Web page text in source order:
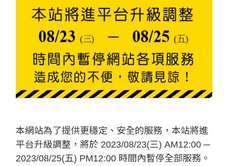
本網站為了提供更穩定、安全的服務，本站將進
平台升級調整，將於 2023/08/23(三) AM12:00 ─
2023/08/25(五) PM12:00 時間內暫停全部服務。